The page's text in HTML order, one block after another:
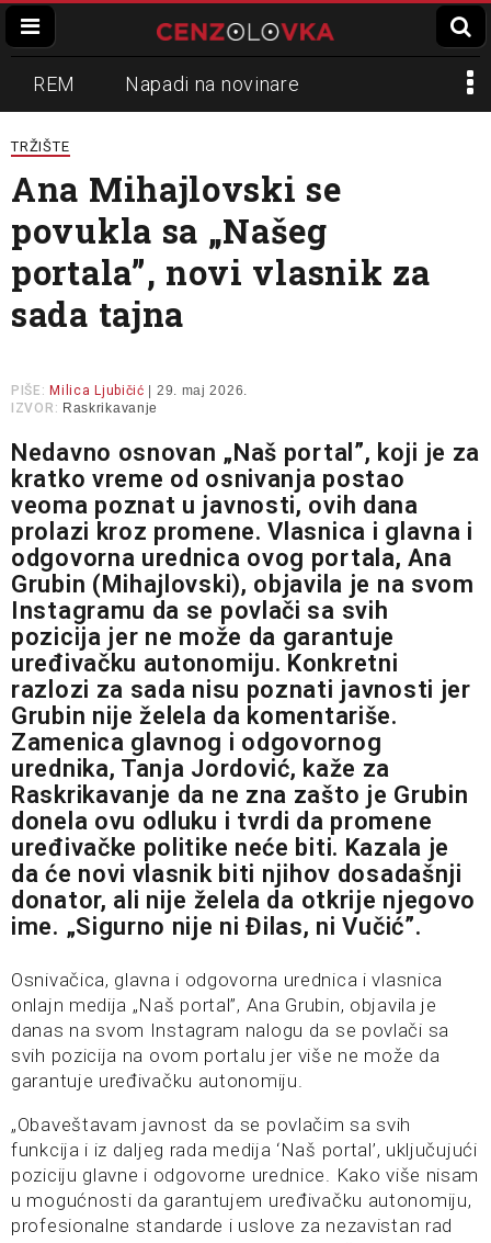
REM Napadi na novinare
Zvučni top
Propaganda Lokalni mediji
Informer Slavko Ćuruvija
TRŽIŠTE
Ana Mihajlovski se
povukla sa „Našeg
portala”, novi vlasnik za
sada tajna
PIŠE: Milica Ljubičić | 29. maj 2026.
IZVOR: Raskrikavanje
Nedavno osnovan „Naš portal”, koji je za
kratko vreme od osnivanja postao
veoma poznat u javnosti, ovih dana
prolazi kroz promene. Vlasnica i glavna i
odgovorna urednica ovog portala, Ana
Grubin (Mihajlovski), objavila je na svom
Instagramu da se povlači sa svih
pozicija jer ne može da garantuje
uređivačku autonomiju. Konkretni
razlozi za sada nisu poznati javnosti jer
Grubin nije želela da komentariše.
Zamenica glavnog i odgovornog
urednika, Tanja Jordović, kaže za
Raskrikavanje da ne zna zašto je Grubin
donela ovu odluku i tvrdi da promene
uređivačke politike neće biti. Kazala je
da će novi vlasnik biti njihov dosadašnji
donator, ali nije želela da otkrije njegovo
ime. „Sigurno nije ni Đilas, ni Vučić”.
Osnivačica, glavna i odgovorna urednica i vlasnica
onlajn medija „Naš portal”, Ana Grubin, objavila je
danas na svom Instagram nalogu da se povlači sa
svih pozicija na ovom portalu jer više ne može da
garantuje uređivačku autonomiju.
„Obaveštavam javnost da se povlačim sa svih
funkcija i iz daljeg rada medija ‘Naš portal’, uključujući
poziciju glavne i odgovorne urednice. Kako više nisam
u mogućnosti da garantujem uređivačku autonomiju,
profesionalne standarde i uslove za nezavistan rad